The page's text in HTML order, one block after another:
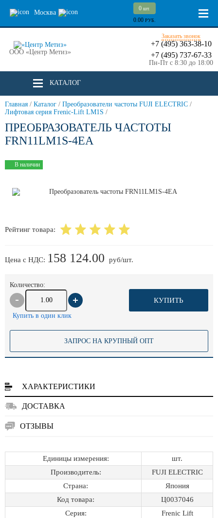
Москва
0 шт.
0.00 РУБ.
ООО «Центр Метиз»
Заказать звонок
+7 (495) 363-38-10
+7 (495) 737-67-33
Пн-Пт с 8:30 до 18:00
КАТАЛОГ
Главная / Каталог / Преобразователи частоты FUJI ELECTRIC /
Лифтовая серия Frenic-Lift LM1S /
ПРЕОБРАЗОВАТЕЛЬ ЧАСТОТЫ
FRN11LM1S-4EA
В наличии
Рейтинг товара:
Цена с НДС: 158 124.00 руб/шт.
Количество:
КУПИТЬ
Купить в один клик
ЗАПРОС НА КРУПНЫЙ ОПТ
ХАРАКТЕРИСТИКИ
ДОСТАВКА
ОТЗЫВЫ
Единицы измерения:
шт.
Производитель:
FUJI ELECTRIC
Страна:
Япония
Код товара:
Ц0037046
Серия:
Frenic Lift